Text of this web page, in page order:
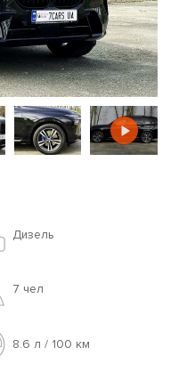
Дизель
7 чел
8.6 л / 100 км